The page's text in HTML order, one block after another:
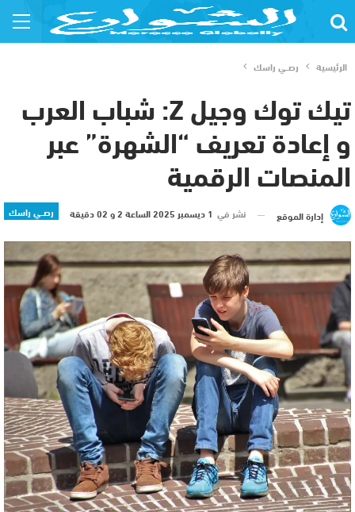
الرئيسية رصــي راسك
تيك توك وجيل Z: شباب العرب
و إعادة تعريف “الشهرة” عبر
المنصات الرقمية
رصــي راسك إدارة الموقع نشر في 1 ديسمبر 2025 الساعة 2 و 02 دقيقة